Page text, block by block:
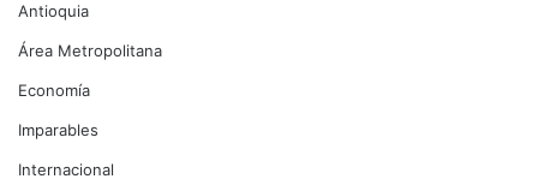
Antioquia
Área Metropolitana
Economía
Imparables
Internacional